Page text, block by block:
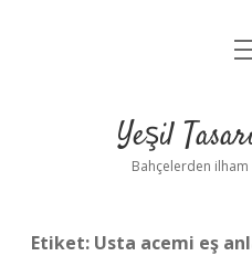
Yasal
Yeşil
Bahçelerden
Etiket: Usta acemi eş